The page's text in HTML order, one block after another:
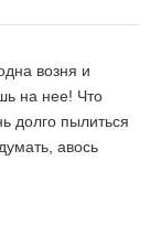
возня и
на нее! Что
долго пылиться
авось